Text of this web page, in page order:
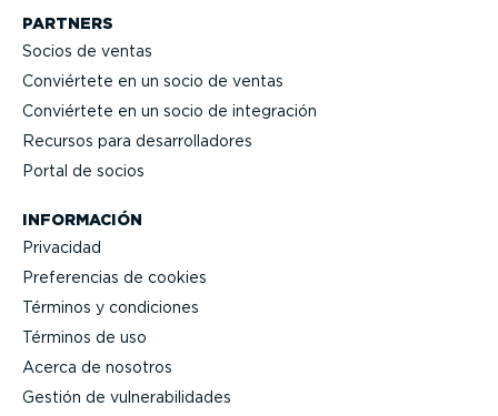
PARTNERS
Socios de ventas
Conviértete en un socio de ventas
Conviértete en un socio de integración
Recursos para desarro­lla­dores
Portal de socios
INFORMACIÓN
Privacidad
Prefe­rencias de cookies
Términos y condiciones
Términos de uso
Acerca de nosotros
Gestión de vulne­ra­bi­li­dades